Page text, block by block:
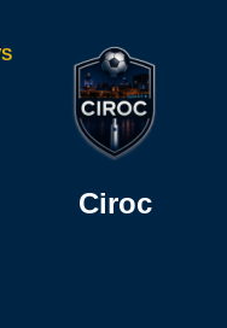
Ciroc